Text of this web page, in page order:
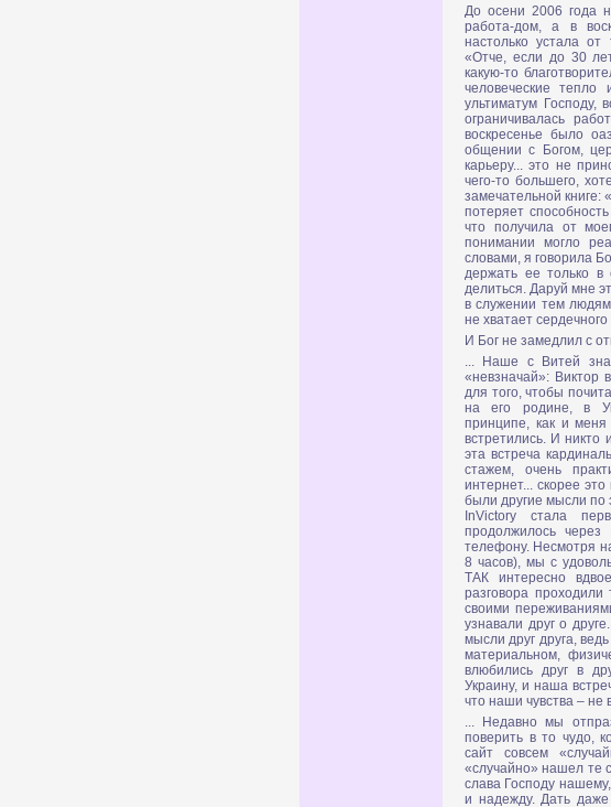
До осени 2006 года
работа-дом, а в
настолько устала от
«Отче, если до 30
какую-то
человеческие
ультиматум Господу,
ограничивалась
воскресенье было
общении с Богом,
карьеру... это не
чего-то большего,
замечательной книге:
потеряет
что получила от
понимании могло
словами, я говорила
держать ее только
делиться. Даруй мне
в служении тем
не хватает
И Бог не замедлил с
... Наше с Витей
«невзначай»: Виктор
для того, чтобы
на его родине, в
принципе, как и
встретились. И никто
эта встреча
стажем, очень
интернет... скорее
были другие мысли по
InVictory стала
продолжилось
телефону. Несмотря
8 часов), мы с
ТАК интересно
разговора
своими
узнавали друг о
мысли друг друга,
материальном,
влюбились друг в
Украину, и наша
что наши чувства –
... Недавно мы
поверить в то чудо,
сайт совсем
«случайно» нашел те
слава Господу
и надежду. Дать